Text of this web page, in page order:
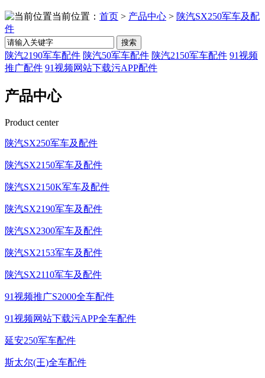
当前位置： 首页 > 产品中心 > 陕汽SX250军车及配
件
搜索
陕汽2190军车配件 陕汽50军车配件 陕汽2150军车配件 91视频
推广配件 91视频网站下载污APP配件
产品中心
Product center
陕汽SX250军车及配件
陕汽SX2150军车及配件
陕汽SX2150K军车及配件
陕汽SX2190军车及配件
陕汽SX2300军车及配件
陕汽SX2153军车及配件
陕汽SX2110军车及配件
91视频推广S2000全车配件
91视频网站下载污APP全车配件
延安250军车配件
斯太尔(王)全车配件